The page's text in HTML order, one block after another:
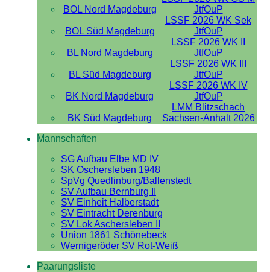
BOL Nord Magdeburg
JtfOuP
BOL Süd Magdeburg
LSSF 2026 WK Sek
JtfOuP
BL Nord Magdeburg
LSSF 2026 WK II
JtfOuP
BL Süd Magdeburg
LSSF 2026 WK III
JtfOuP
BK Nord Magdeburg
LSSF 2026 WK IV
JtfOuP
BK Süd Magdeburg
LMM Blitzschach
Sachsen-Anhalt 2026
Mannschaften
SG Aufbau Elbe MD IV
SK Oschersleben 1948
SpVg Quedlinburg/Ballenstedt
SV Aufbau Bernburg II
SV Einheit Halberstadt
SV Eintracht Derenburg
SV Lok Aschersleben II
Union 1861 Schönebeck
Wernigeröder SV Rot-Weiß
Paarungsliste